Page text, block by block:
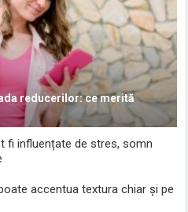
reducerilor: ce merită
fi influențate de stres, somn
accentua textura chiar și pe